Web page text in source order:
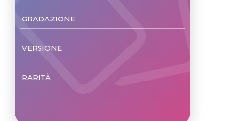
GRADAZIONE
VERSIONE
RARITÀ